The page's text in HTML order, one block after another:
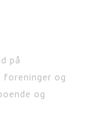
på
foreninger og
og